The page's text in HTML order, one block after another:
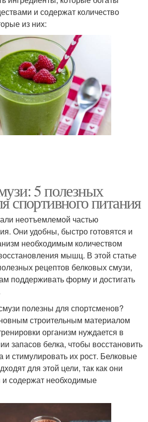
и содержат количество
из них:
5 полезных
спортивного питания
неотъемлемой частью
Они удобны, быстро готовятся и
необходимым количеством
мышц. В этой статье
рецептов белковых смузи,
поддерживать форму и достигать
полезны для спортсменов?
строительным материалом
организм нуждается в
запасов белка, чтобы восстановить
стимулировать их рост. Белковые
для этой цели, так как они
и содержат необходимые